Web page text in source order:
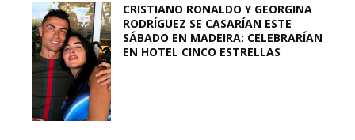
CRISTIANO RONALDO Y GEORGINA
RODRÍGUEZ SE CASARÍAN ESTE
SÁBADO EN MADEIRA: CELEBRARÍAN
EN HOTEL CINCO ESTRELLAS